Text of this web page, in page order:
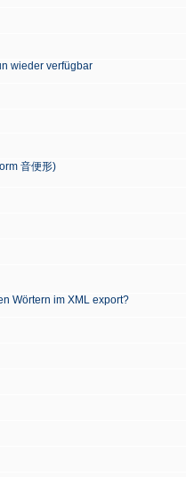
wieder verfügbar
音便形)
Wörtern im XML export?